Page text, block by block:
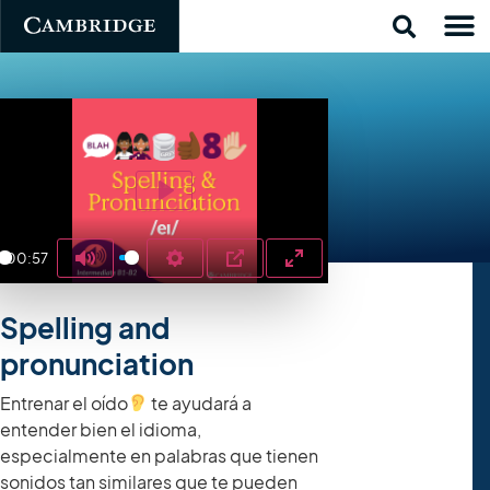
00:57
Mute Settings
PIP Enter fullscreen
Play
Spelling and
pronunciation
Entrenar el oído
te ayudará a
entender bien el idioma,
especialmente en palabras que tienen
sonidos tan similares que te pueden